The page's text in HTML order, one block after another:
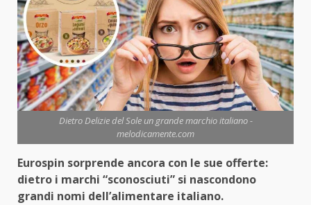
Dietro Delizie del Sole un grande marchio italiano -
melodicamente.com
Eurospin sorprende ancora con le sue offerte:
dietro i marchi “sconosciuti” si nascondono
grandi nomi dell’alimentare italiano.